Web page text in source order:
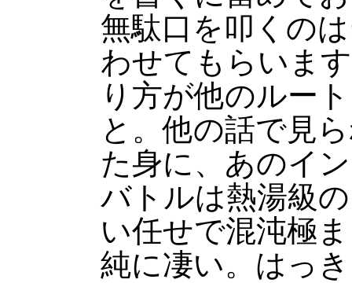
無駄口を叩くの
わせてもらいま
り方が他のルー
と。他の話で見
た身に、あのイ
バトルは熱湯級
い任せで混沌極
純に凄い。はっ